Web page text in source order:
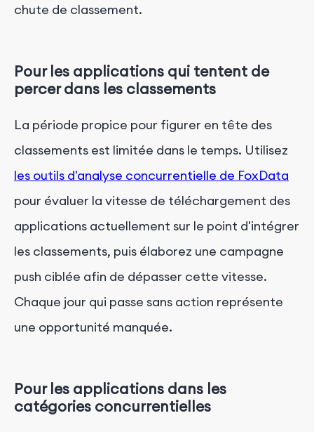
chute de classement.
Pour les applications qui tentent de
percer dans les classements
La période propice pour figurer en tête des
classements est limitée dans le temps. Utilisez
les outils d'analyse concurrentielle de FoxData
pour évaluer la vitesse de téléchargement des
applications actuellement sur le point d'intégrer
les classements, puis élaborez une campagne
push ciblée afin de dépasser cette vitesse.
Chaque jour qui passe sans action représente
une opportunité manquée.
Pour les applications dans les
catégories concurrentielles